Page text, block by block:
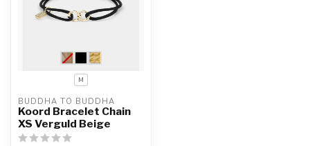
M
BUDDHA TO BUDDHA
Koord Bracelet Chain
XS Verguld Beige